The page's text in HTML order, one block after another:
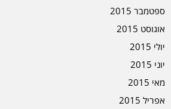
ספטמבר 2015
אוגוסט 2015
יולי 2015
יוני 2015
מאי 2015
אפריל 2015